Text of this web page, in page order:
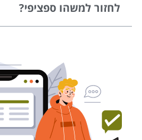
לחזור למשהו ספציפי?